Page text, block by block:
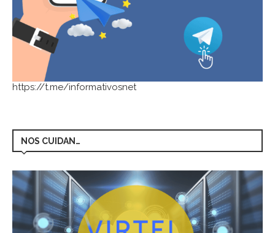
https://t.me/informativosnet
NOS CUIDAN…